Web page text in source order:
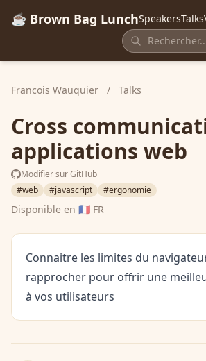
☕ Brown Bag LunchSpeakersTalks
Francois Wauquier / Talks
Cross
applications web
Modifier sur GitHub
#web
#javascript #ergonomie
Disponible en 🇫🇷 FR
Connaitre les limites du
rapprocher pour offrir une
à vos utilisateurs